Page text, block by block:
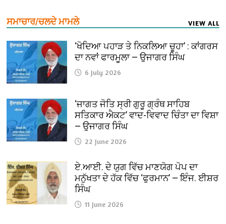
ਸਮਾਚਾਰ/ਚਲਦੇ ਮਾਮਲੇ VIEW ALL
‘ਖੋਦਿਆ ਪਹਾੜ ਤੇ ਨਿਕਲਿਆ ਚੂਹਾ’ : ਕਾਂਗਰਸ
ਦਾ ਨਵਾਂ ਫਾਰਮੂਲਾ — ਉਜਾਗਰ ਸਿੰਘ
6 July 2026
‘ਜਾਗਤ ਜੋਤਿ ਸ੍ਰੀ ਗੁਰੂ ਗ੍ਰੰਥ ਸਾਹਿਬ
ਸਤਿਕਾਰ ਐਕਟ’ ਵਾਦ-ਵਿਵਾਦ ਚਿੰਤਾ ਦਾ ਵਿਸ਼ਾ
— ਉਜਾਗਰ ਸਿੰਘ
22 June 2026
ਏ.ਆਈ. ਦੇ ਯੁਗ ਵਿੱਚ ਮਾਣਯੋਗ ਪੋਪ ਦਾ
ਮਨੁੱਖਤਾ ਦੇ ਹੱਕ ਵਿੱਚ ‘ਫੁਰਮਾਨ’ — ਇੰਜ. ਈਸ਼ਰ
ਸਿੰਘ
11 June 2026